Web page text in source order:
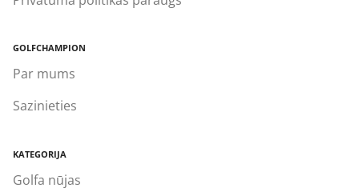
GOLFCHAMPION
Par mums
Sazinieties
KATEGORIJA
Golfa nūjas